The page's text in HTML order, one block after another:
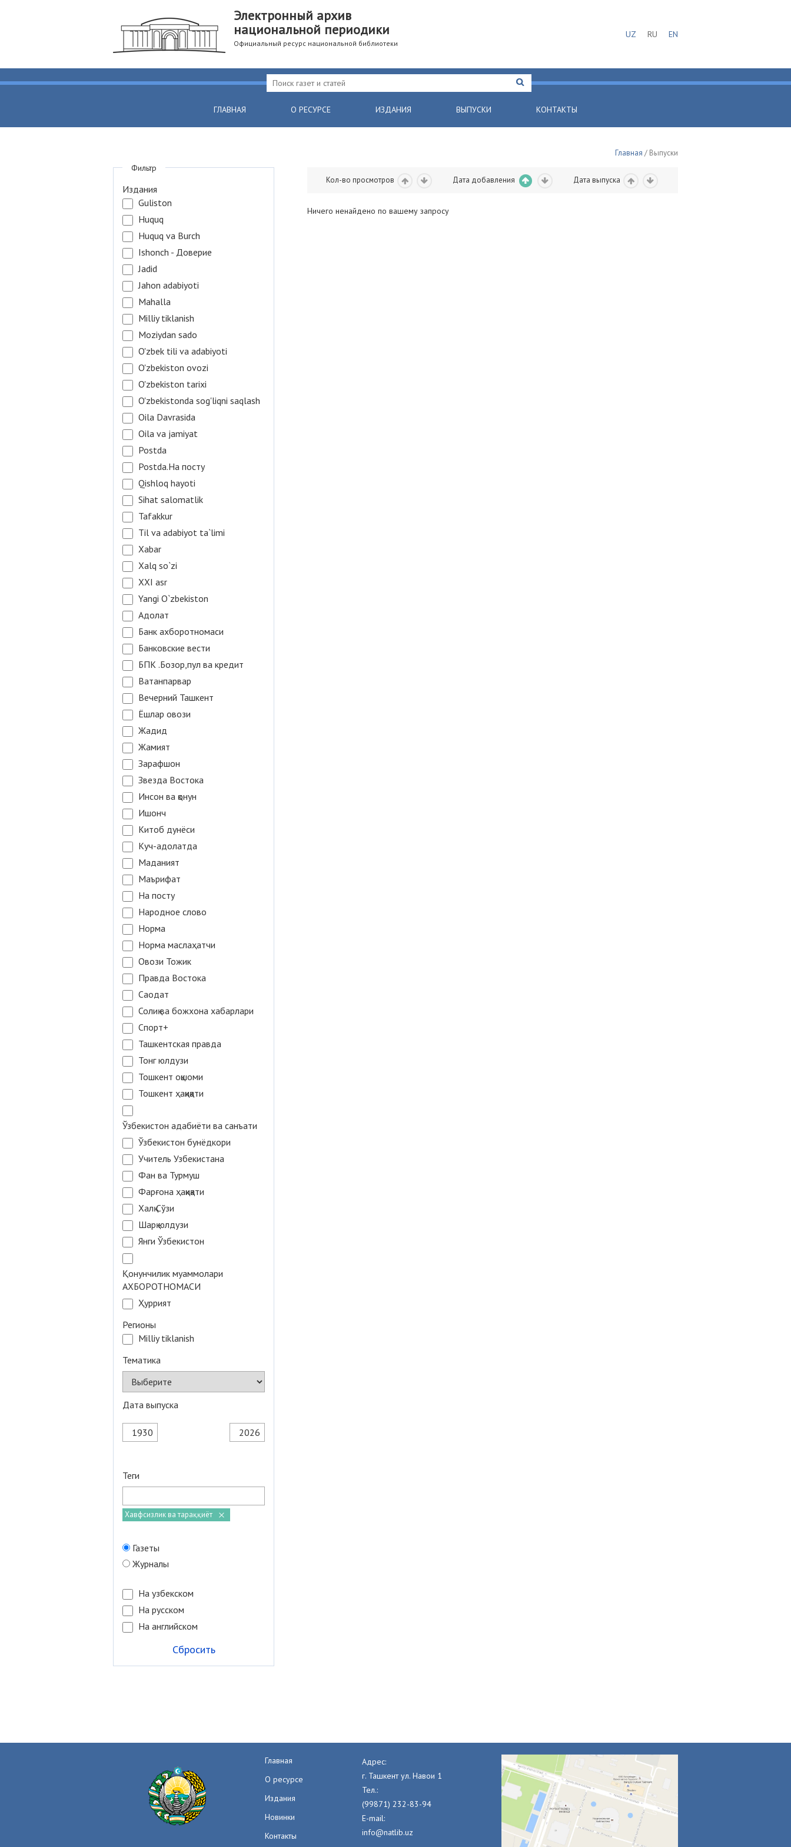
Электронный архив
национальной периодики
Официальный ресурс национальной библиотеки
UZ RU EN
ГЛАВНАЯ О РЕСУРСЕ ИЗДАНИЯ ВЫПУСКИ КОНТАКТЫ
Главная / Выпуски
Кол-во просмотров Дата добавления Дата выпуска
Ничего ненайдено по вашему запросу
Фильтр
Издания
Guliston
Huquq
Huquq va Burch
Ishonch - Доверие
Jadid
Jahon adabiyoti
Mahalla
Milliy tiklanish
Moziydan sado
O'zbek tili va adabiyoti
O'zbekiston ovozi
O'zbekiston tarixi
O'zbekistonda sog'liqni saqlash
Oila Davrasida
Oila va jamiyat
Postda
Postda.На посту
Qishloq hayoti
Sihat salomatlik
Tafakkur
Til va adabiyot ta`limi
Xabar
Xalq so`zi
XXI asr
Yangi O`zbekiston
Адолат
Банк ахборотномаси
Банковские вести
БПК .Бозор,пул ва кредит
Ватанпарвар
Вечерний Ташкент
Ёшлар овози
Жадид
Жамият
Зарафшон
Звезда Востока
Инсон ва қонун
Ишонч
Китоб дунёси
Куч-адолатда
Маданият
Маърифат
На посту
Народное слово
Норма
Норма маслаҳатчи
Овози Тожик
Правда Востока
Саодат
Солиқ ва божхона хабарлари
Спорт+
Ташкентская правда
Тонг юлдузи
Тошкент оқшоми
Тошкент ҳақиқати
Ўзбекистон адабиёти ва санъати
Ўзбекистон бунёдкори
Учитель Узбекистана
Фан ва Турмуш
Фарғона ҳақиқати
Халқ Сўзи
Шарқ юлдузи
Янги Ўзбекистон
Қонунчилик муаммолари
АХБОРОТНОМАСИ
Ҳуррият
Регионы
Milliy tiklanish
Тематика
Дата выпуска
Теги
Хавфсизлик ва тараққиёт
Газеты
Журналы
На узбекском
На русском
На английском
Сбросить
Главная
О ресурсе
Издания
Новинки
Контакты
Адрес:
г. Ташкент ул. Навои 1
Тел.:
(99871) 232-83-94
E-mail:
info@natlib.uz